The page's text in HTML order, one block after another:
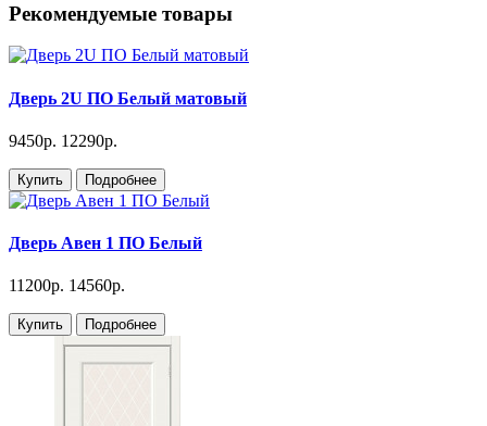
Рекомендуемые товары
Дверь 2U ПО Белый матовый
9450р. 12290р.
Купить Подробнее
Дверь Авен 1 ПО Белый
11200р. 14560р.
Купить Подробнее